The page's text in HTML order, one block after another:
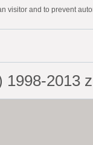
visitor and to prevent
1998-2013